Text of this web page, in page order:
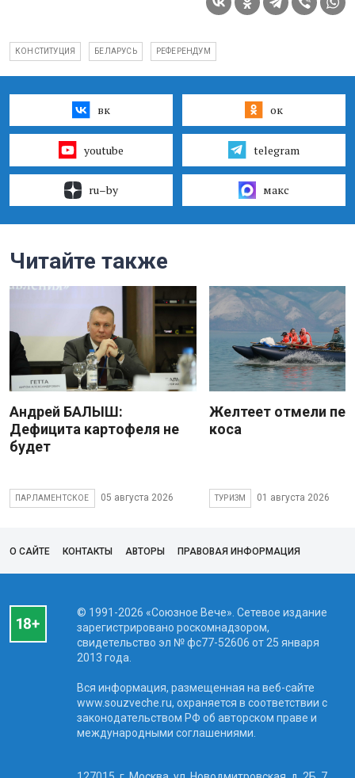
КОНСТИТУЦИЯ БЕЛАРУСЬ РЕФЕРЕНДУМ
вк ок
youtube telegram
ru–by макс
Читайте также
Андрей БАЛЫШ:
Дефицита картофеля не
будет
ПАРЛАМЕНТСКОЕ 05 августа 2026
Желтеет отмели
коса
ТУРИЗМ 01 августа 2026
О САЙТЕ КОНТАКТЫ АВТОРЫ ПРАВОВАЯ ИНФОРМАЦИЯ
© 1991-2026 «Союзное Вече». Сетевое издание
зарегистрировано роскомнадзором,
свидетельство эл № фc77-52606 от 25 января
2013 года.
Вся информация, размещенная на веб-сайте
www.souzveche.ru, охраняется в соответствии с
законодательством РФ об авторском праве и
международными соглашениями.